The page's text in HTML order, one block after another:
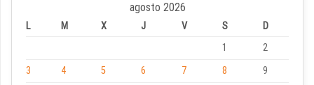
agosto 2026
L M X J V S
D
1
2
3
4 5 6 7 8
9